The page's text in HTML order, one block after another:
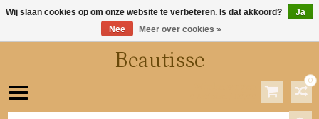
Beautisse
0
Wij slaan cookies op om onze website te verbeteren. Is dat akkoord?
Ja
Nee
Meer over cookies »